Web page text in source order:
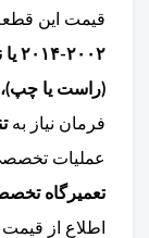
قیمت این
(راست یا چپ)،
فرمان نیاز به
عملیات
تعمیرگاه
اطلاع از